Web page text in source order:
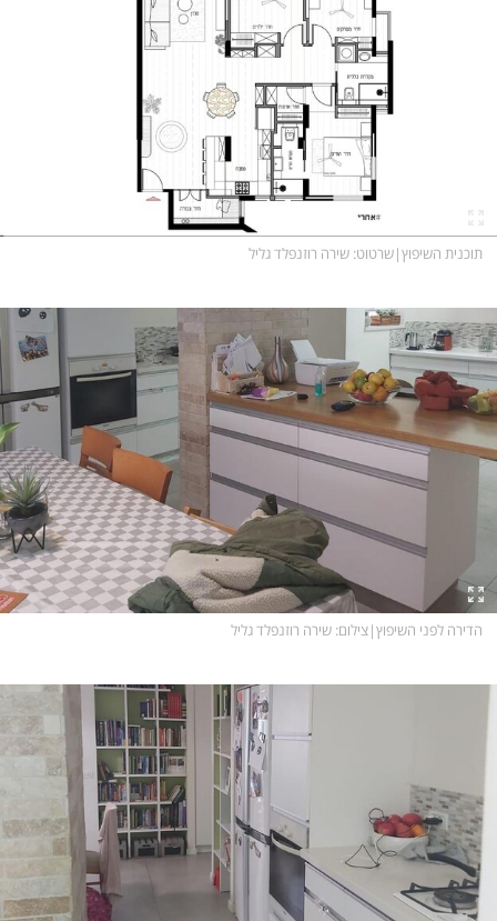
תוכנית השיפוץ|שרטוט: שירה רוזנפלד גליל
הדירה לפני השיפוץ|צילום: שירה רוזנפלד גליל